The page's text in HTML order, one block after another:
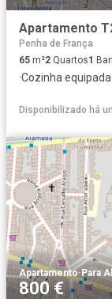
Apartamento
Penha de França
65 m²2 Quartos1
·Cozinha equipada
Disponibilizado há
Apartamento·Para
800 €